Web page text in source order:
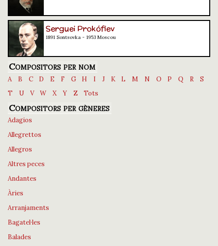
Serguei Prokófiev
1891 Sontsovka - 1953 Moscou
Compositors per nom
A B C D E F G H I J K L M N O P Q R
S
T
U V W X Y Z Tots
Compositors per gèneres
Adagios
Allegrettos
Allegros
Altres peces
Andantes
Àries
Arranjaments
Bagatel·les
Balades